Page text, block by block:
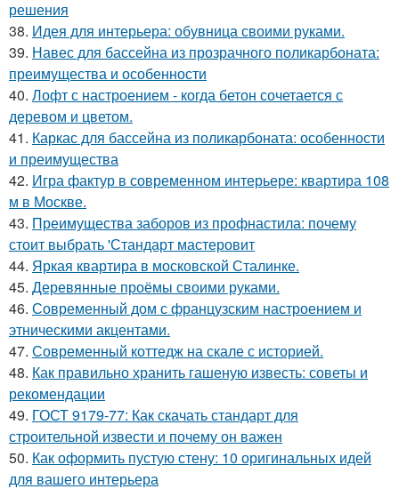
решения
38. Идея для интерьера: обувница своими руками.
39. Навес для бассейна из прозрачного поликарбоната:
преимущества и особенности
40. Лофт с настроением - когда бетон сочетается с
деревом и цветом.
41. Каркас для бассейна из поликарбоната: особенности
и преимущества
42. Игра фактур в современном интерьере: квартира 108
м в Москве.
43. Преимущества заборов из профнастила: почему
стоит выбрать 'Стандарт мастеровит
44. Яркая квартира в московской Сталинке.
45. Деревянные проёмы своими руками.
46. Современный дом с французским настроением и
этническими акцентами.
47. Современный коттедж на скале с историей.
48. Как правильно хранить гашеную известь: советы и
рекомендации
49. ГОСТ 9179-77: Как скачать стандарт для
строительной извести и почему он важен
50. Как оформить пустую стену: 10 оригинальных идей
для вашего интерьера